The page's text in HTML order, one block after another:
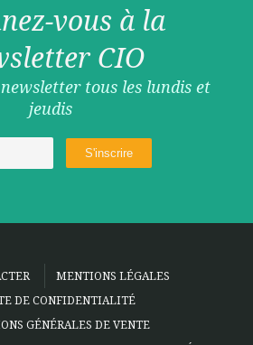
vous à la
CIO
tous les lundis et
jeudis
MENTIONS LÉGALES
DE CONFIDENTIALITÉ
GÉNÉRALES DE VENTE